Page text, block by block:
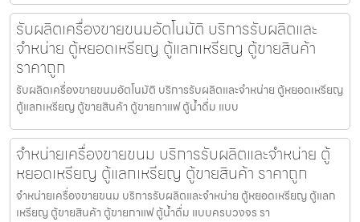
รับผลิตเครื่องขายขนม​อัตโนมัติ บริการรับผลิตและ
จำหน่าย ตู้หยอดเหรียญ ตู้แลกเหรียญ ตู้ขายสินค้า
ราคาถูก
รับผลิตเครื่องขายขนม​อัตโนมัติ บริการรับผลิตและจำหน่าย ตู้หยอดเหรียญ
ตู้แลกเหรียญ ตู้ขายสินค้า ตู้ขายกาแฟ ตู้น้ำดื่ม แบบ
จำหน่ายเครื่องขายขนม บริการรับผลิตและจำหน่าย ตู้
หยอดเหรียญ ตู้แลกเหรียญ ตู้ขายสินค้า ราคาถูก
จำหน่ายเครื่องขายขนม บริการรับผลิตและจำหน่าย ตู้หยอดเหรียญ ตู้แลก
เหรียญ ตู้ขายสินค้า ตู้ขายกาแฟ ตู้น้ำดื่ม แบบครบวงจร รา